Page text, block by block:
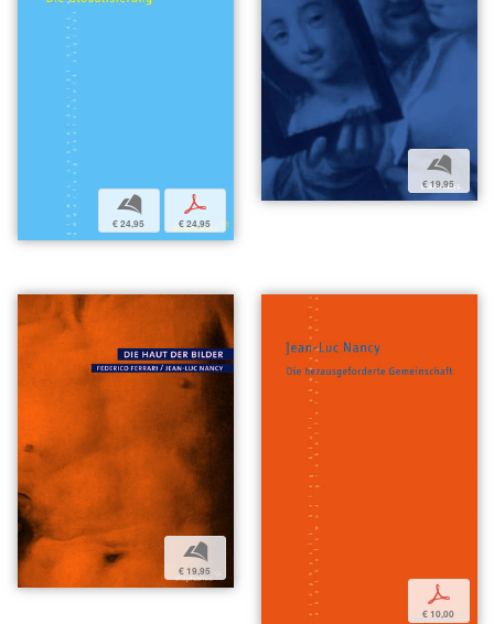
b
€ 24,95
p
€ 24,95
b
€ 19,95
b
€ 19,95
p
€ 10,00